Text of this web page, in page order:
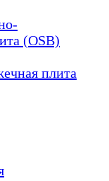
(OSB)
плита